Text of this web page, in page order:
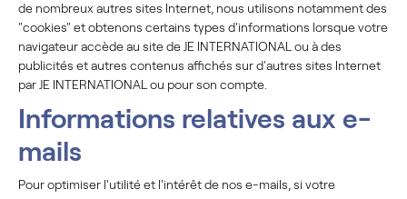
de nombreux autres sites Internet, nous utilisons notamment des
"cookies" et obtenons certains types d'informations lorsque votre
navigateur accède au site de JE INTERNATIONAL ou à des
publicités et autres contenus affichés sur d'autres sites Internet
par JE INTERNATIONAL ou pour son compte.
Informations relatives aux e-
mails
Pour optimiser l'utilité et l'intérêt de nos e-mails, si votre